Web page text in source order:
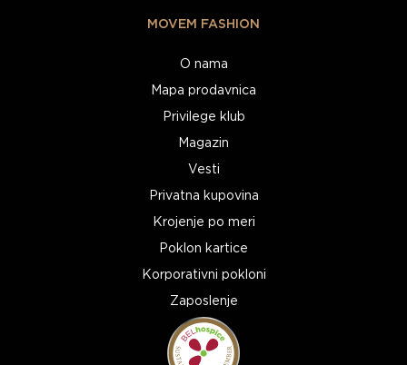
MOVEM FASHION
O nama
Mapa prodavnica
Privilege klub
Magazin
Vesti
Privatna kupovina
Krojenje po meri
Poklon kartice
Korporativni pokloni
Zaposlenje